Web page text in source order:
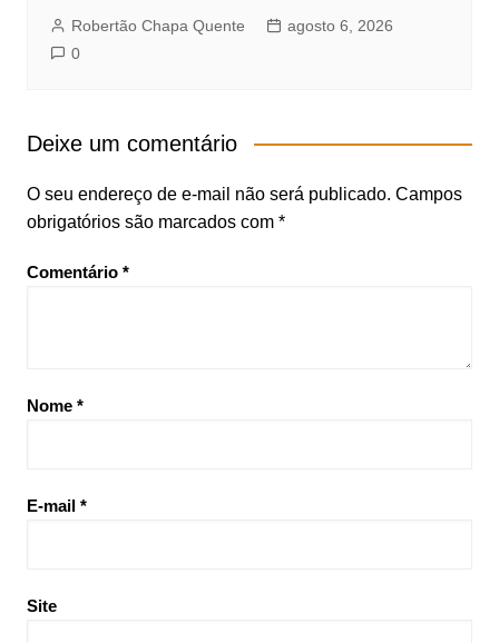
Robertão Chapa Quente
agosto 6, 2026
0
Deixe um comentário
O seu endereço de e-mail não será publicado. Campos
obrigatórios são marcados com *
Comentário *
Nome *
E-mail *
Site